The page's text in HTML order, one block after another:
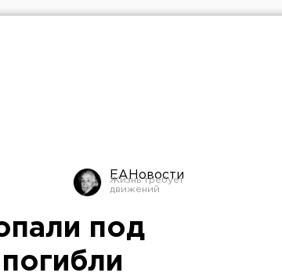
ЕАНовости
под